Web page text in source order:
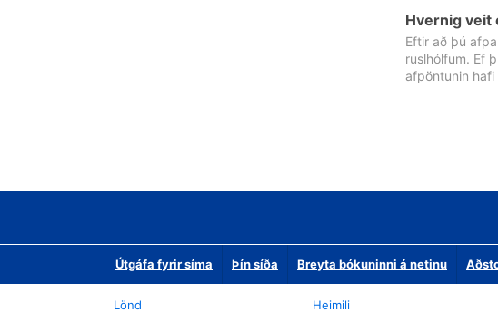
Hvernig veit
Eftir að þú
ruslhólfum. Ef
afpöntunin hafi
Útgáfa fyrir síma Þín síða Breyta bókuninni á netinu
Lönd
Heimili